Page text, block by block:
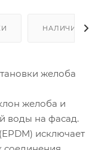
НАЛИЧИЕ
желоба
желоба и
воды на фасад.
исключает